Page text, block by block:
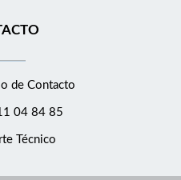
de Contacto
04 84 85
Técnico